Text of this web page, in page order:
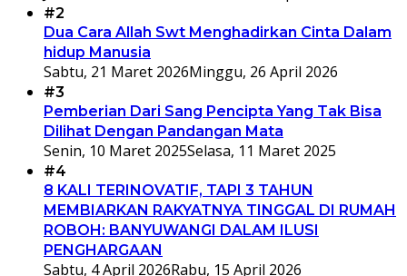
#2
Dua Cara Allah Swt Menghadirkan Cinta Dalam
hidup Manusia
Sabtu, 21 Maret 2026Minggu, 26 April 2026
#3
Pemberian Dari Sang Pencipta Yang Tak Bisa
Dilihat Dengan Pandangan Mata
Senin, 10 Maret 2025Selasa, 11 Maret 2025
#4
8 KALI TERINOVATIF, TAPI 3 TAHUN
MEMBIARKAN RAKYATNYA TINGGAL DI RUMAH
ROBOH: BANYUWANGI DALAM ILUSI
PENGHARGAAN
Sabtu, 4 April 2026Rabu, 15 April 2026